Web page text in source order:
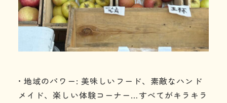
• 地域のパワー: 美味しいフード、素敵なハンド
メイド、楽しい体験コーナー…すべてがキラキラ